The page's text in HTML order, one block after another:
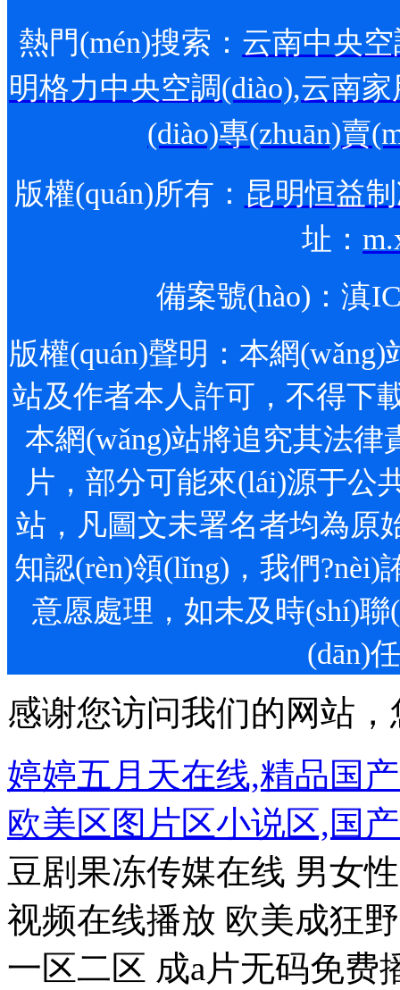
熱門(mén)搜索： 云南中央空
明格力中央空調(diào),云南家
(diào)專(zhuān)賣
版權(quán)所有： 昆明恒益
址：
備案號(hào)： 滇
版權(quán)聲明：本網
站及作者本人許可，不得下
本網(wǎng)站將追究其法律
片，部分可能來(lái)源于
站，凡圖文未署名者均為
知認(rèn)領(lǐng)，我們?nèi)
意愿處理，如未及時(shí)聯
(dān)
感谢您访问我们的网站
婷婷五月天在线,精品国
欧美区图片区小说区,国